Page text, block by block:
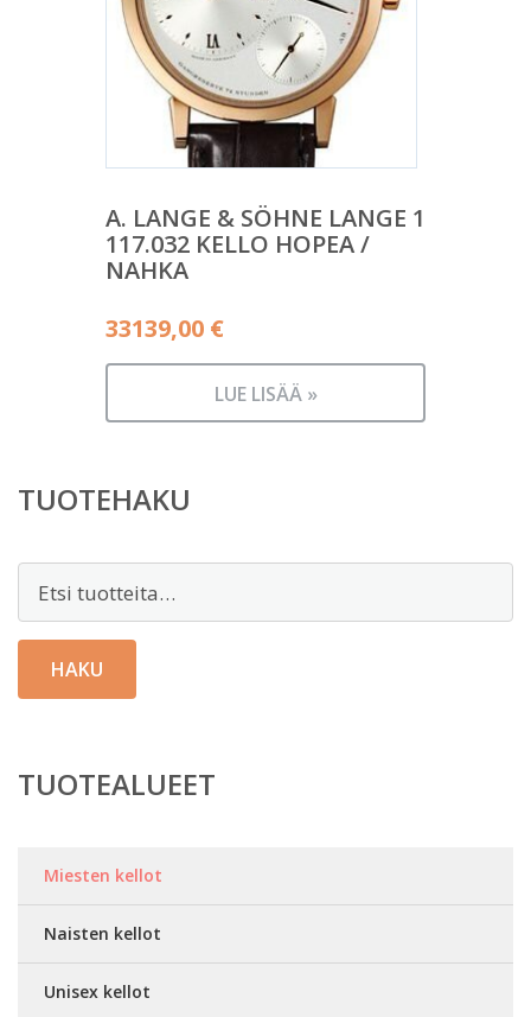
A. LANGE & SÖHNE LANGE 1
117.032 KELLO HOPEA /
NAHKA
33139,00 €
LUE LISÄÄ »
TUOTEHAKU
HAKU
TUOTEALUEET
Miesten kellot
Naisten kellot
Unisex kellot